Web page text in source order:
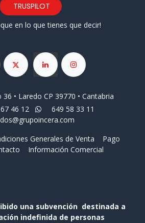
TRUSPILOT
en lo que tienes que decir!
• Laredo CP 39770 • Cantabria
46 12
649 58 33 11
Generales de Venta
Pago
Información Comercial
una subvención destinada a
indefinida de personas